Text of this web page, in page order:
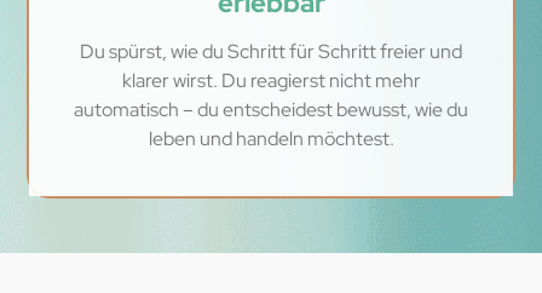
Du spürst, wie du Schritt für Schritt freier und
klarer wirst. Du reagierst nicht mehr
automatisch – du entscheidest bewusst, wie du
leben und handeln möchtest.